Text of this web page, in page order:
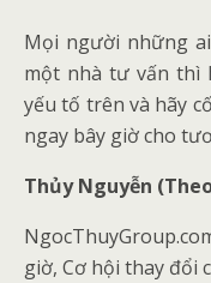
Mọi người những
một nhà tư vấn thì
yếu tố trên và hãy
ngay bây giờ cho
Thủy Nguyễn
giờ, Cơ hội thay đổi